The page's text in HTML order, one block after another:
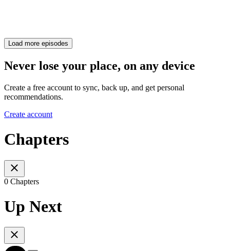
Load more episodes
Never lose your place, on any device
Create a free account to sync, back up, and get personal
recommendations.
Create account
Chapters
0 Chapters
Up Next